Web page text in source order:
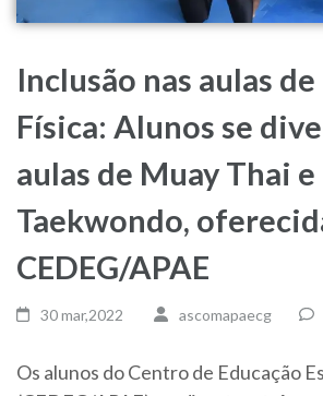
Inclusão nas aulas
Física: Alunos se
aulas de Muay Thai e
Taekwondo,
CEDEG/APAE
30 mar,2022 ascomapaecg
Os alunos do Centro de Educação